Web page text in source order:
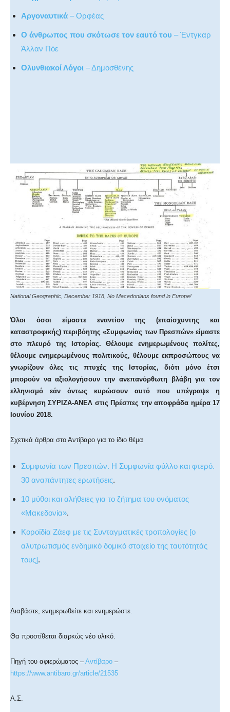
Αργοναυτικά – Ορφέας
Ο άνθρωπος που σκότωσε τον εαυτό του – Έντγκαρ
Άλλαν Πόε
Ολυνθιακοί Λόγοι – Δημοσθένης
National Geographic, December 1918, No Macedonians found in Europe!
Όλοι όσοι είμαστε εναντίον της (επαίσχυντης και
καταστροφικής) περιβόητης «Συμφωνίας των Πρεσπών» είμαστε
στο πλευρό της Ιστορίας. Θέλουμε ενημερωμένους πολίτες,
θέλουμε ενημερωμένους πολιτικούς, θέλουμε εκπροσώπους να
γνωρίζουν όλες τις πτυχές της Ιστορίας, διότι μόνο έτσι
μπορούν να αξιολογήσουν την ανεπανόρθωτη βλάβη για τον
ελληνισμό εάν όντως κυρώσουν αυτό που υπέγραψε η
κυβέρνηση ΣΥΡΙΖΑ-ΑΝΕΛ στις Πρέσπες την αποφράδα ημέρα 17
Ιουνίου 2018.
Σχετικά άρθρα στο Αντίβαρο για το ίδιο θέμα
Συμφωνία των Πρεσπών. Η Συμφωνία φύλλο και φτερό.
30 αναπάντητες ερωτήσεις.
10 μύθοι και αλήθειες για το ζήτημα του ονόματος
«Μακεδονία».
Κοροϊδία Ζάεφ με τις Συνταγματικές τροπολογίες [ο
αλυτρωτισμός ενδημικό δομικό στοιχείο της ταυτότητάς
τους].
Διαβάστε, ενημερωθείτε και ενημερώστε.
Θα προστίθεται διαρκώς νέο υλικό.
Πηγή του αφιερώματος –Αντίβαρο –
https://www.antibaro.gr/article/21535
Α.Σ.